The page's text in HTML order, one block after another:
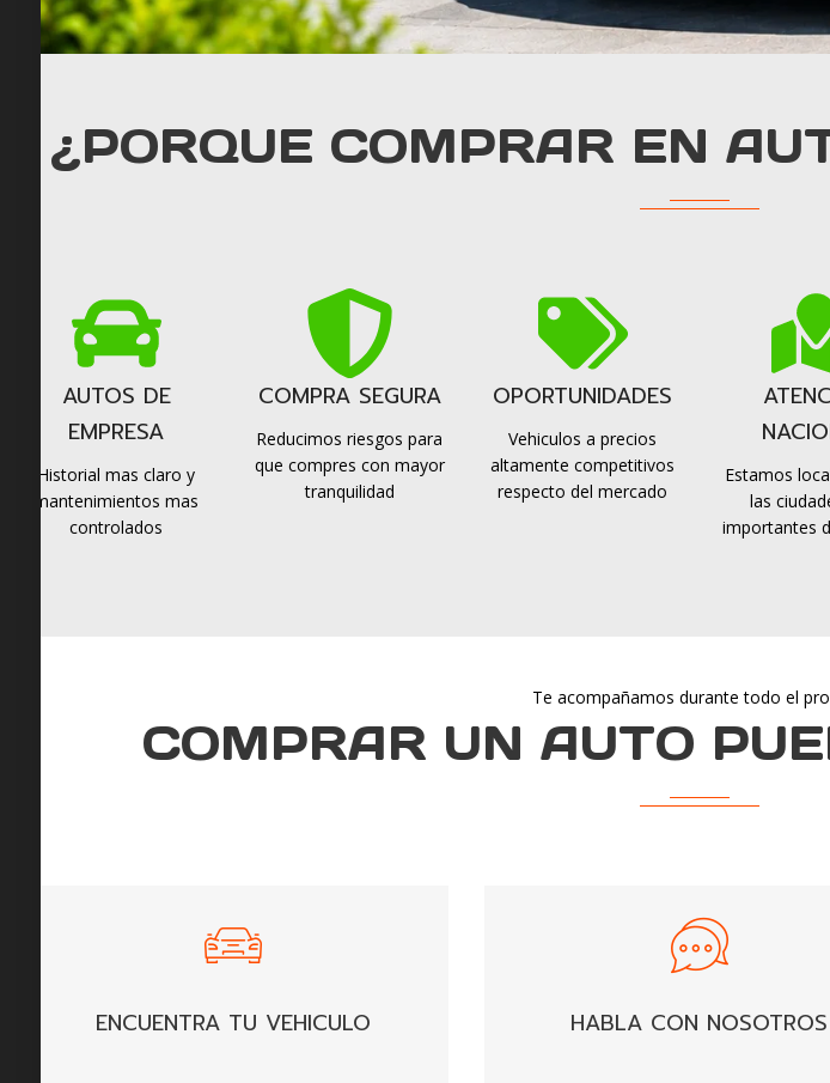
¿PORQUE COMPRAR EN
AUTOS DE
EMPRESA
Historial mas claro y
mantenimientos mas
controlados
COMPRA SEGURA
Reducimos riesgos para
que compres con mayor
tranquilidad
OPORTUNIDADES
Vehiculos a precios
altamente competitivos
respecto del mercado
Estamos
las
importantes
Te acompañamos durante todo el
COMPRAR UN AUTO
ENCUENTRA TU VEHICULO HABLA CON NOSOTROS